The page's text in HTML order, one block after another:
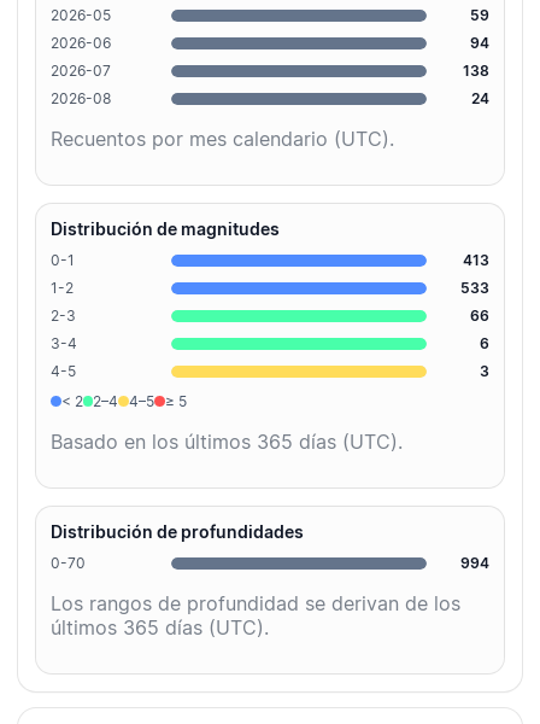
2026-05
59
2026-06
94
2026-07
138
2026-08
24
Recuentos por mes calendario (UTC).
Distribución de magnitudes
0-1
413
1-2
533
2-3
66
3-4
6
4-5
3
< 2
2–4 4–5 ≥ 5
Basado en los últimos 365 días (UTC).
Distribución de profundidades
0-70 994
Los rangos de profundidad se derivan de los
últimos 365 días (UTC).